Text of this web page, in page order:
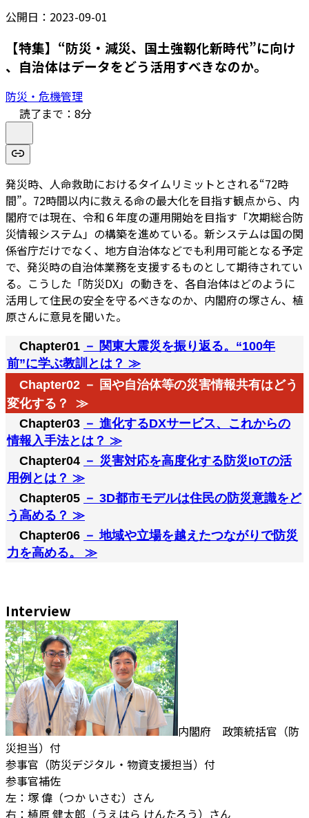
公開日： 2023-09-01
【特集】“防災・減災、国土強靱化新時代”に向け
、自治体はデータをどう活用すべきなのか。
防災・危機管理
読了まで： 8分
発災時、人命救助におけるタイムリミットとされる“72時
間”。72時間以内に救える命の最大化を目指す観点から、内
閣府では現在、令和６年度の運用開始を目指す「次期総合防
災情報システム」の構築を進めている。新システムは国の関
係省庁だけでなく、地方自治体などでも利用可能となる予定
で、発災時の自治体業務を支援するものとして期待されてい
る。こうした「防災DX」の動きを、各自治体はどのように
活用して住民の安全を守るべきなのか、内閣府の塚さん、植
原さんに意見を聞いた。
Chapter01 － 関東大震災を振り返る。“100年
前”に学ぶ教訓とは？ ≫
Chapter02 － 国や自治体等の災害情報共有はどう
変化する？ ≫
Chapter03 － 進化するDXサービス、これからの
情報入手法とは？ ≫
Chapter04 － 災害対応を高度化する防災IoTの活
用例とは？ ≫
Chapter05 － 3D都市モデルは住民の防災意識をど
う高める？ ≫
Chapter06 － 地域や立場を越えたつながりで防災
力を高める。 ≫
Interview
内閣府 政策統括官（防
災担当）付
参事官（防災デジタル・物資支援担当）付
参事官補佐
左：塚 偉（つか いさむ）さん
右：植原 健太郎（うえはら けんたろう）さん